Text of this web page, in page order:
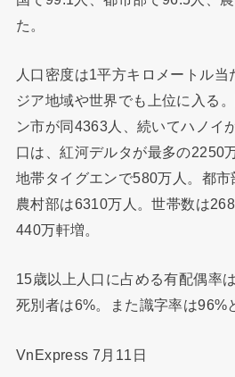
た。
人口密度は1平方キロメートル
ジア地域や世界でも上位に入る
ン市が同4363人、続いてハノイ
口は、紅河デルタが最多の2250
地帯タイグエンで580万人。都市
農村部は6310万人。世帯数は
440万軒増。
15歳以上人口に占める有配偶率
死別者は6%。また識字率は96%
VnExpress 7月11日